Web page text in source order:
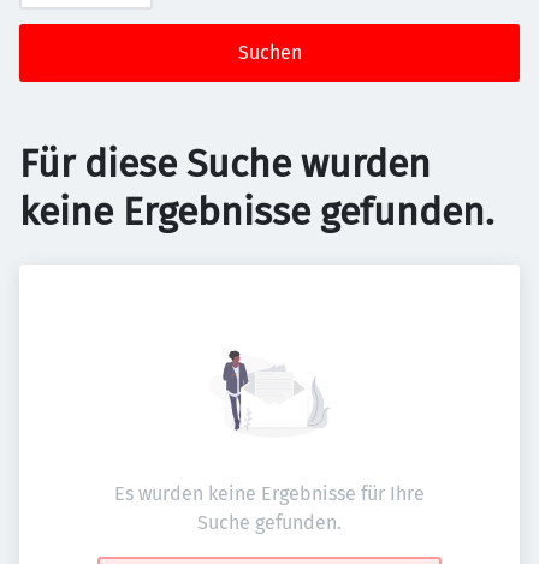
Suchen
Für diese Suche wurden
keine Ergebnisse gefunden.
Es wurden keine Ergebnisse für Ihre
Suche gefunden.